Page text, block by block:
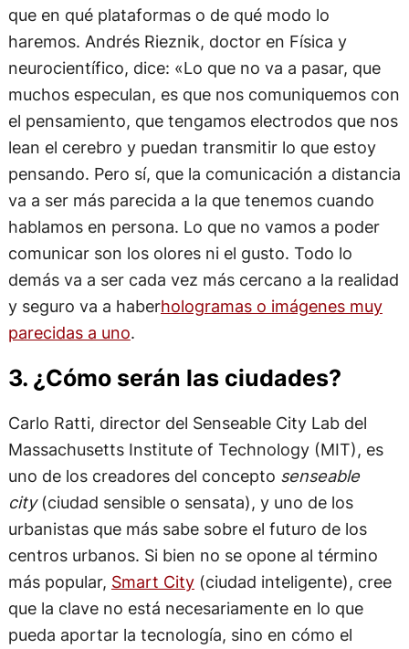
que en qué plataformas o de qué modo lo
haremos. Andrés Rieznik, doctor en Física y
neurocientífico, dice: «Lo que no va a pasar, que
muchos especulan, es que nos comuniquemos con
el pensamiento, que tengamos electrodos que nos
lean el cerebro y puedan transmitir lo que estoy
pensando. Pero sí, que la comunicación a distancia
va a ser más parecida a la que tenemos cuando
hablamos en persona. Lo que no vamos a poder
comunicar son los olores ni el gusto. Todo lo
demás va a ser cada vez más cercano a la realidad
y seguro va a haberhologramas o imágenes muy
parecidas a uno.
3. ¿Cómo serán las ciudades?
Carlo Ratti, director del Senseable City Lab del
Massachusetts Institute of Technology (MIT), es
uno de los creadores del concepto senseable
city (ciudad sensible o sensata), y uno de los
urbanistas que más sabe sobre el futuro de los
centros urbanos. Si bien no se opone al término
más popular, Smart City(ciudad inteligente), cree
que la clave no está necesariamente en lo que
pueda aportar la tecnología, sino en cómo el